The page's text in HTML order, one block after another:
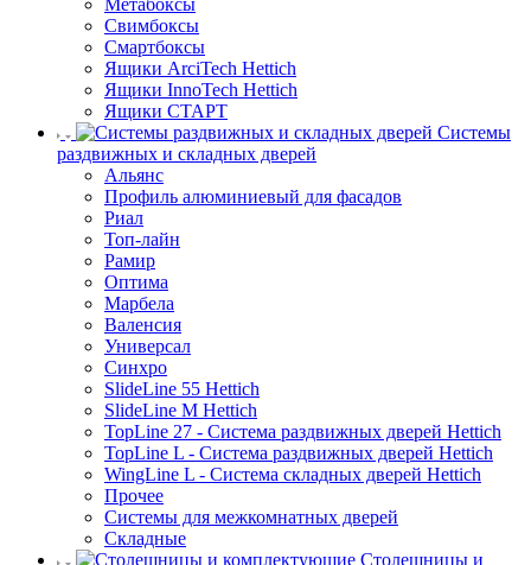
Метабоксы
Свимбоксы
Смартбоксы
Ящики ArciTech Hettich
Ящики InnoTech Hettich
Ящики СТАРТ
Системы
раздвижных и складных дверей
Альянс
Профиль алюминиевый для фасадов
Риал
Топ-лайн
Рамир
Оптима
Марбела
Валенсия
Универсал
Синхро
SlideLine 55 Hettich
SlideLine M Hettich
TopLine 27 - Система раздвижных дверей Hettich
TopLine L - Система раздвижных дверей Hettich
WingLine L - Система складных дверей Hettich
Прочее
Системы для межкомнатных дверей
Складные
Столешницы и